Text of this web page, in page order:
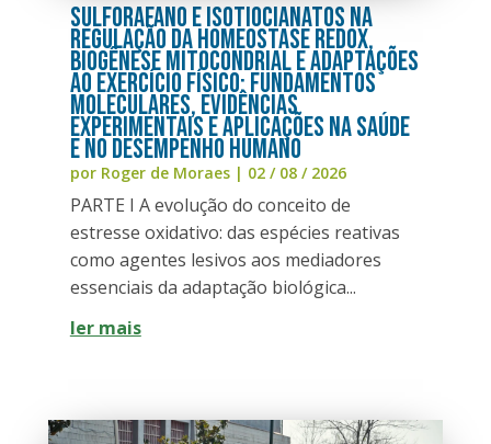
Sulforafano e Isotiocianatos na
Regulação da Homeostase Redox,
Biogênese Mitocondrial e Adaptações
ao Exercício Físico: Fundamentos
Moleculares, Evidências
Experimentais e Aplicações na Saúde
e no Desempenho Humano
por Roger de Moraes| 02 / 08 / 2026
PARTE I A evolução do conceito de
estresse oxidativo: das espécies reativas
como agentes lesivos aos mediadores
essenciais da adaptação biológica...
ler mais